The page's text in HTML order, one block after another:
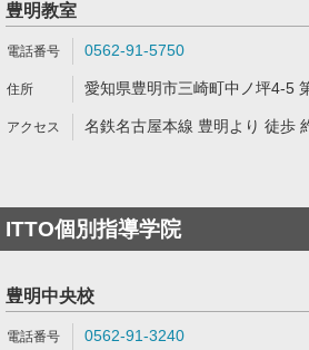
豊明教室
0562-91-5750
愛知県豊明市三崎町中ノ坪4-5
名鉄名古屋本線 豊明より 徒歩
ITTO個別指導学院
豊明中央校
0562-91-3240